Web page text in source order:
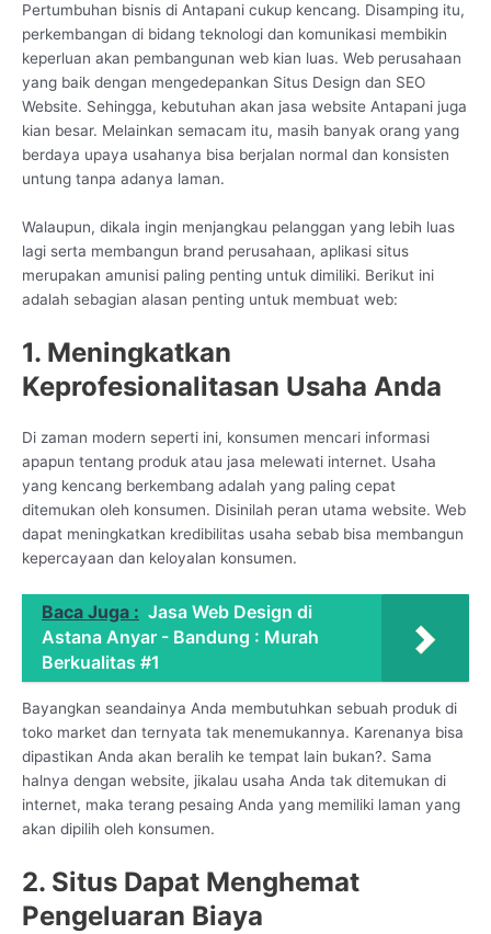
Pertumbuhan bisnis di Antapani cukup kencang. Disamping itu,
perkembangan di bidang teknologi dan komunikasi membikin
keperluan akan pembangunan web kian luas. Web perusahaan
yang baik dengan mengedepankan Situs Design dan SEO
Website. Sehingga, kebutuhan akan jasa website Antapani juga
kian besar. Melainkan semacam itu, masih banyak orang yang
berdaya upaya usahanya bisa berjalan normal dan konsisten
untung tanpa adanya laman.
Walaupun, dikala ingin menjangkau pelanggan yang lebih luas
lagi serta membangun brand perusahaan, aplikasi situs
merupakan amunisi paling penting untuk dimiliki. Berikut ini
adalah sebagian alasan penting untuk membuat web:
1. Meningkatkan
Keprofesionalitasan Usaha Anda
Di zaman modern seperti ini, konsumen mencari informasi
apapun tentang produk atau jasa melewati internet. Usaha
yang kencang berkembang adalah yang paling cepat
ditemukan oleh konsumen. Disinilah peran utama website. Web
dapat meningkatkan kredibilitas usaha sebab bisa membangun
kepercayaan dan keloyalan konsumen.
Baca Juga : Jasa Web Design di
Astana Anyar - Bandung : Murah
Berkualitas #1
Bayangkan seandainya Anda membutuhkan sebuah produk di
toko market dan ternyata tak menemukannya. Karenanya bisa
dipastikan Anda akan beralih ke tempat lain bukan?. Sama
halnya dengan website, jikalau usaha Anda tak ditemukan di
internet, maka terang pesaing Anda yang memiliki laman yang
akan dipilih oleh konsumen.
2. Situs Dapat Menghemat
Pengeluaran Biaya